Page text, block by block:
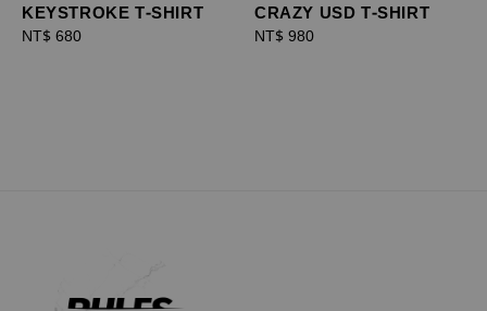
KEYSTROKE T-SHIRT
Regular
NT$ 680
CRAZY USD T-SHIRT
Regular
NT$ 980